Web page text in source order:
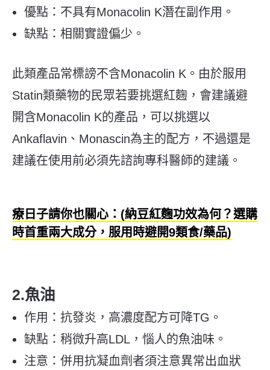
優點：不具有Monacolin K潛在副作用。
缺點：相關實證偏少。
此類產品常標謗不含Monacolin K。由於服用
Statin類藥物的民眾若要挑選紅麴，會建議避
開含Monacolin K的產品，可以挑選以
Ankaflavin、Monascin為主的配方，不過還是
建議在使用前必須先諮詢專科醫師的建議。
療日子請你也關心：(納豆紅麴功效為何？選購
時首重兩大成分，服用時避開9類食/藥品)
2.魚油
作用：抗發炎，高濃度配方可降TG。
缺點：稍微升高LDL，惱人的魚油味。
注意：併用抗凝血劑者須注意異常出血狀